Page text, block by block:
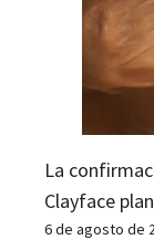
La
Clayface
6 de agosto de